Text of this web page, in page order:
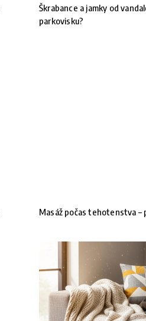
Škrabance a jamky od
parkovisku?
Masáž počas tehotenstva –